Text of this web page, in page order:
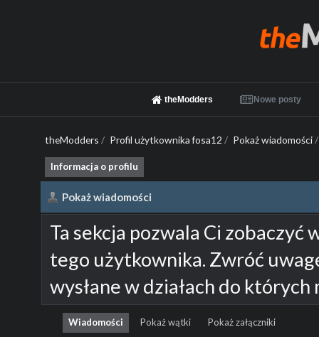
theModders Nowe posty
theModders / Profil użytkownika fosa12 / Pokaż wiadomości/
Informacja o profilu
Pokaż wiadomości
Ta sekcja pozwala Ci zobaczyć
tego użytkownika. Zwróć
wysłane w działach do
Wiadomości Pokaż wątki Pokaż załączniki